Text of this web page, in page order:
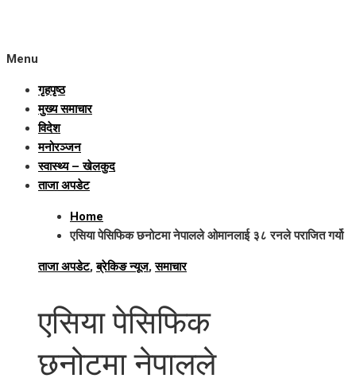
Menu
गृहपृष्ठ
मुख्य समाचार
विदेश
मनोरञ्जन
स्वास्थ्य – खेलकुद
ताजा अपडेट
Home
एसिया पेसिफिक छनोटमा नेपालले ओमानलाई ३८ रनले पराजित गर्यो
ताजा अपडेट,ब्रेकिङ न्यूज,समाचार
एसिया पेसिफिक
छनोटमा नेपालले